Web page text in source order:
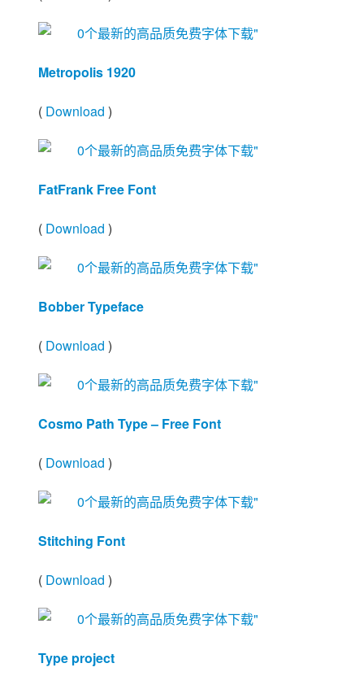
Metropolis 1920
( Download )
FatFrank Free Font
( Download )
Bobber Typeface
( Download )
Cosmo Path Type – Free Font
( Download )
Stitching Font
( Download )
Type project